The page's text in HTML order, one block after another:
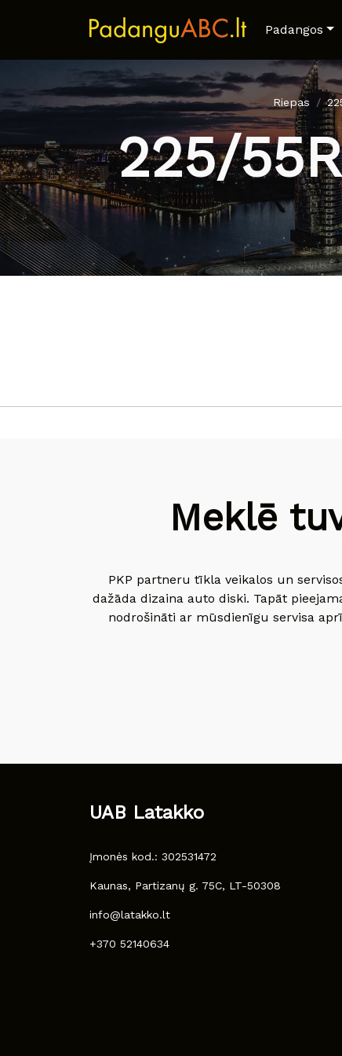
Padangos
Riepas
225/
Meklē
PKP partneru tīkla veikalos un
dažāda dizaina auto diski. Tapāt
nodrošināti ar mūsdienīgu servisa
UAB Latakko
Įmonės kod.: 302531472
Kaunas, Partizanų g. 75C, LT-50308
info@latakko.lt
+370 52140634